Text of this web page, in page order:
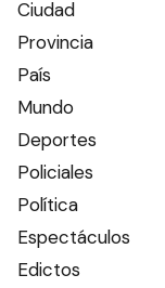
Ciudad
Provincia
País
Mundo
Deportes
Policiales
Política
Espectáculos
Edictos